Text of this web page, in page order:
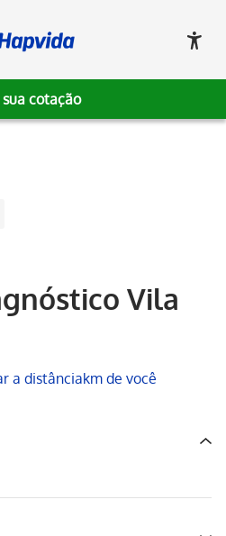
sua cotação
Vila
a distânciakm de você